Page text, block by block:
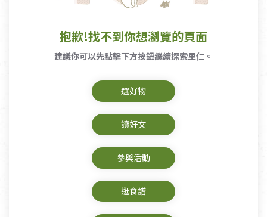
抱歉!找不到你想瀏覽的頁面
建議你可以先點擊下方按鈕繼續探索里仁。
選好物
讀好文
參與活動
逛食譜